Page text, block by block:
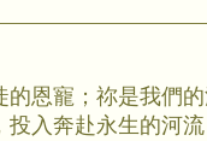
恩寵；祢是我們
入奔赴永生的河